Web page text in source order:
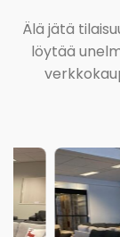
Älä jätä
löytää